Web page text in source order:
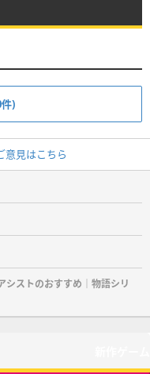
)
意見はこちら
シストのおすすめ｜物語シリ